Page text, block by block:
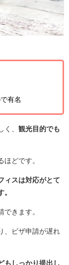
有名
く、 観光目的でも
どです。
ィスは対応がとて
。
できます。
、ビザ申請が遅れ
もしっかり提出し